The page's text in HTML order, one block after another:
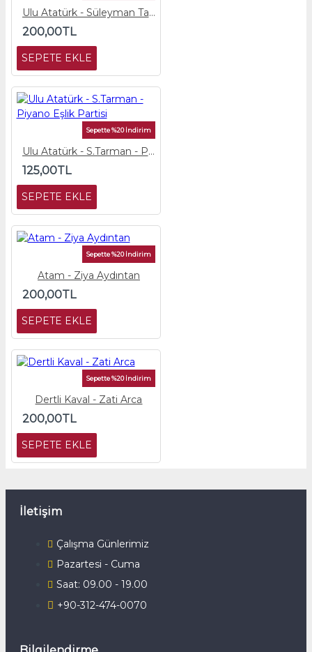
Ulu Atatürk - Süleyman Tarman
200,00TL
SEPETE EKLE
Sepette %20 İndirim
Ulu Atatürk - S.Tarman - Piyano Eşlik Partisi
125,00TL
SEPETE EKLE
Sepette %20 İndirim
Atam - Ziya Aydıntan
200,00TL
SEPETE EKLE
Sepette %20 İndirim
Dertli Kaval - Zati Arca
200,00TL
SEPETE EKLE
İletişim
Çalışma Günlerimiz
Pazartesi - Cuma
Saat: 09.00 - 19.00
+90-312-474-0070